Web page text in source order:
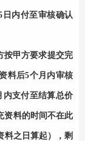
日内付至审核确认
按甲方要求提交完
料后5个月内审核
内支付至结算总价
资料的时间不在此
料之日算起），剩